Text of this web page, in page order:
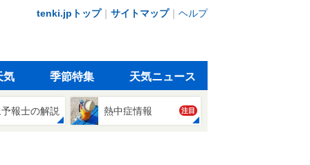
tenki.jpトップ｜ サイトマップ｜ ヘルプ
気 季節特集 天気ニュース
報士の解説 熱中症情報 注目